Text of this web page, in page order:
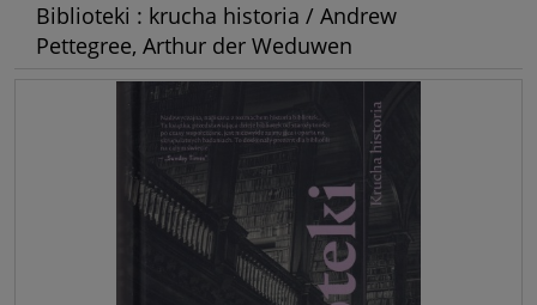
Biblioteki : krucha historia / Andrew
Pettegree, Arthur der Weduwen